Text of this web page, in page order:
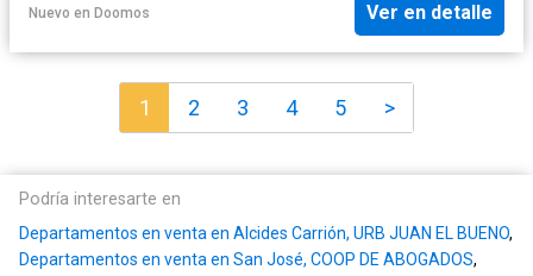
Nuevo en Doomos Ver en detalle
1 2 3 4 5 >
Podría interesarte en
Departamentos en venta en Alcides Carrión, URB JUAN EL BUENO,
Departamentos en venta en San José, COOP DE ABOGADOS,